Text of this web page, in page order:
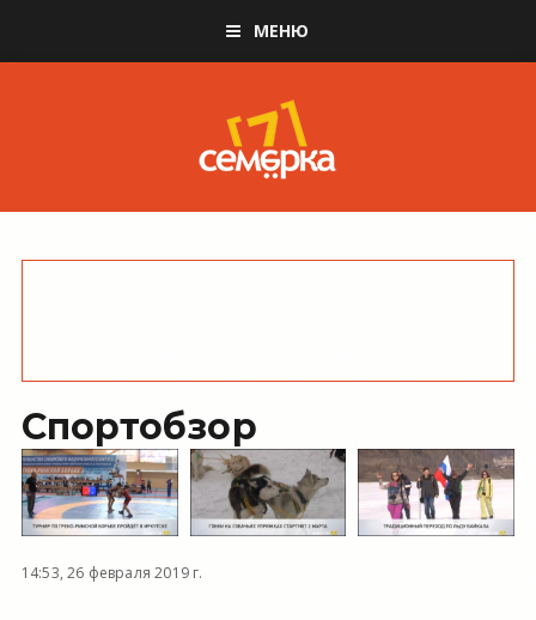
МЕНЮ
Спортобзор
14:53, 26 февраля 2019 г.